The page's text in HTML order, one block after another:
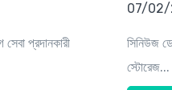
প্রদানকারী
07/02/
সিনিউজ
স্টোরেজ...